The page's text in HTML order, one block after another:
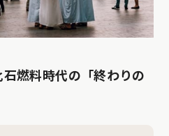
石燃料時代の「終わりの